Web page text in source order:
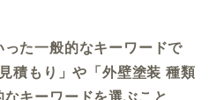
った一般的なキーワードで
積もり」や「外壁塗装 種類
キーワードを選ぶこと